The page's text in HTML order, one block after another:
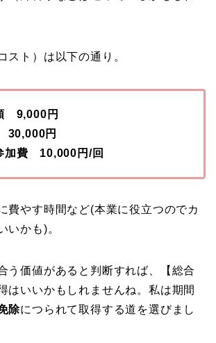
スト）は以下の通り。
9,000円
円
加費
10,000円/回
費やす時間など(本業に役立つのでカ
いかも)。
う価値があると判断すれば、【総合
はいいかもしれませんね。私は期間
除につられて取得する道を選びまし